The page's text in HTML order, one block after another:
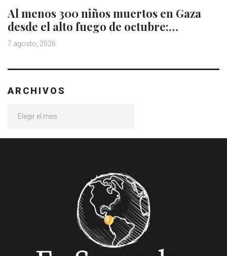
Al menos 300 niños muertos en Gaza
desde el alto fuego de octubre:…
7 agosto, 2026
ARCHIVOS